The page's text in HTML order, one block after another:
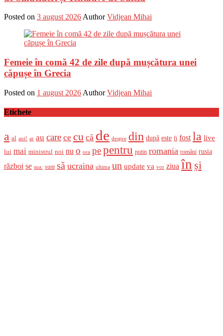
Posted on 3 august 2026Author Vidjean Mihai
Femeie în comă 42 de zile după mușcătura unei
căpușe în Grecia
Posted on 1 august 2026 Author Vidjean Mihai
Etichete
a al ani! ar au care ce cu că de despre din după este fi fost la live
lui mai ministrul noi nu o ora pepentru putin romania români rusia
război se sua: sunt să ucraina ultima un update va vor ziua în și